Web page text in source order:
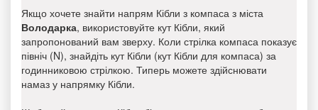
Якщо хочете знайти напрям Кібли з компаса з міста
Володарка, використовуйте кут Кібли, який
запропонований вам зверху. Коли стрілка компаса показує
північ (N), знайдіть кут Кібли (кут Кібли для компаса) за
годинниковою стрілкою. Типерь можете здійснювати
намаз у напрямку Кібли.